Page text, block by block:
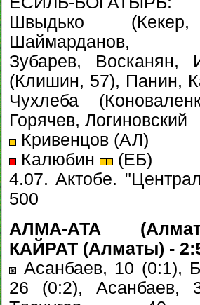
Швыдько
Шаймарданов,
Зубарев, Восканян,
(Клишин, 57), Панин,
Чухлеба
Горячев, Логиновский
Кривенцов (АЛ)
Калюбин
(ЕБ)
4.07. Актобе.
500
АЛМА-АТА
КАЙРАТ (Алматы) -
Асанбаев, 10 (0:1),
26 (0:2), Асанбаев,